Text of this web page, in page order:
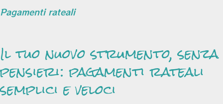
Pagamenti rateali
Il tuo nuovo strumento, senza
pensieri: pagamenti rateali
semplici e veloci